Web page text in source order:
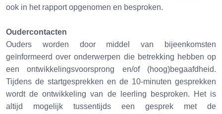
ook in het rapport opgenomen en besproken.
Oudercontacten
Ouders worden door middel van bijeenkomsten
geïnformeerd over onderwerpen die betrekking hebben op
een ontwikkelingsvoorsprong en/of (hoog)begaafdheid.
Tijdens de startgesprekken en de 10-minuten gesprekken
wordt de ontwikkeling van de leerling besproken. Het is
altijd mogelijk tussentijds een gesprek met de